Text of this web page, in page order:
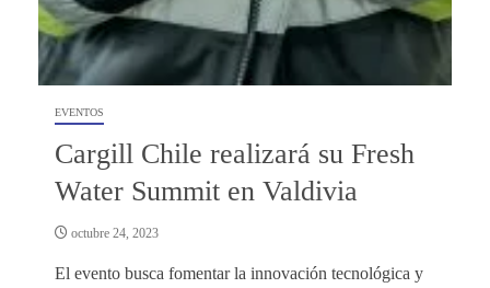
EVENTOS
Cargill Chile realizará su Fresh
Water Summit en Valdivia
octubre 24, 2023
El evento busca fomentar la innovación tecnológica y